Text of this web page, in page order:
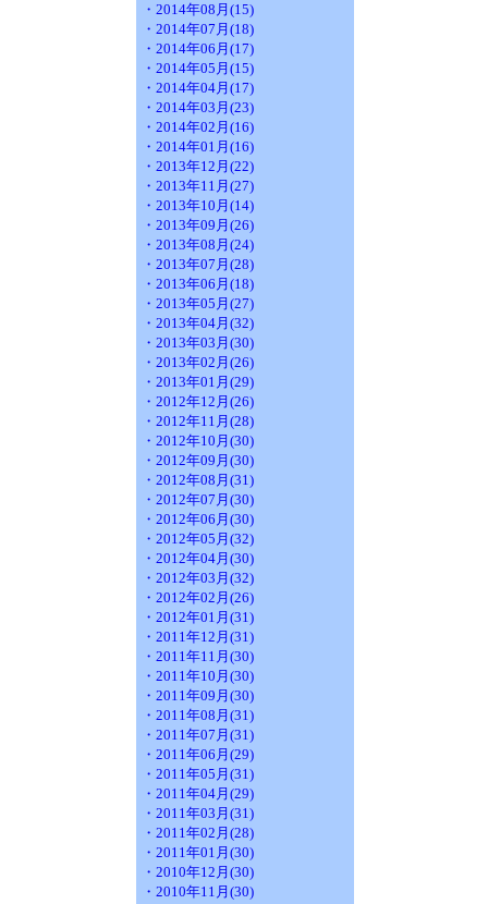
・2014年08月(15)
・2014年07月(18)
・2014年06月(17)
・2014年05月(15)
・2014年04月(17)
・2014年03月(23)
・2014年02月(16)
・2014年01月(16)
・2013年12月(22)
・2013年11月(27)
・2013年10月(14)
・2013年09月(26)
・2013年08月(24)
・2013年07月(28)
・2013年06月(18)
・2013年05月(27)
・2013年04月(32)
・2013年03月(30)
・2013年02月(26)
・2013年01月(29)
・2012年12月(26)
・2012年11月(28)
・2012年10月(30)
・2012年09月(30)
・2012年08月(31)
・2012年07月(30)
・2012年06月(30)
・2012年05月(32)
・2012年04月(30)
・2012年03月(32)
・2012年02月(26)
・2012年01月(31)
・2011年12月(31)
・2011年11月(30)
・2011年10月(30)
・2011年09月(30)
・2011年08月(31)
・2011年07月(31)
・2011年06月(29)
・2011年05月(31)
・2011年04月(29)
・2011年03月(31)
・2011年02月(28)
・2011年01月(30)
・2010年12月(30)
・2010年11月(30)